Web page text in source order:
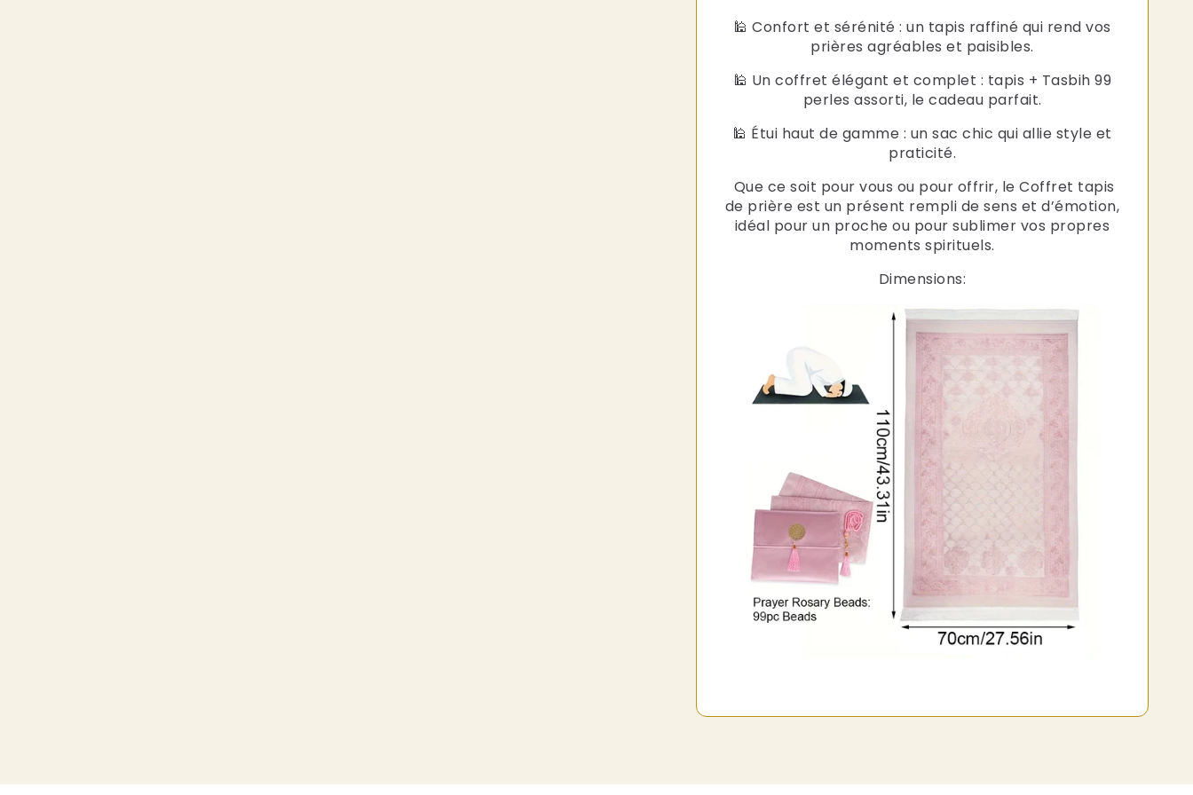
🕌 Confort et sérénité : un tapis raffiné qui rend vos
prières agréables et paisibles.
🕌 Un coffret élégant et complet : tapis + Tasbih 99
perles assorti, le cadeau parfait.
🕌 Étui haut de gamme : un sac chic qui allie style et
praticité.
Que ce soit pour vous ou pour offrir, le Coffret tapis
de prière est un présent rempli de sens et d’émotion,
idéal pour un proche ou pour sublimer vos propres
moments spirituels.
Dimensions: